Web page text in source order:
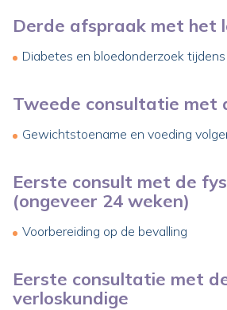
Derde afspraak met het
Diabetes en bloedonderzoek
Tweede consultatie met
Gewichtstoename en voeding
Eerste consult met de
(ongeveer 24 weken)
Voorbereiding op de bevalling
Eerste consultatie met
verloskundige